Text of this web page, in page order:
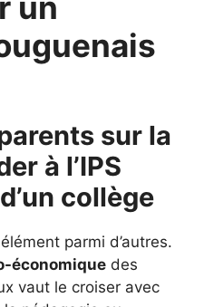
sur la
à l’IPS
collège
parmi d’autres.
économique des
vaut le croiser avec